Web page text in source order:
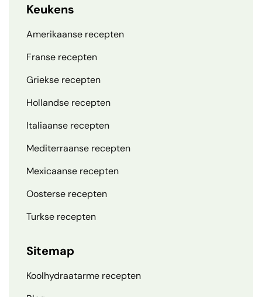
Keukens
Amerikaanse recepten
Franse recepten
Griekse recepten
Hollandse recepten
Italiaanse recepten
Mediterraanse recepten
Mexicaanse recepten
Oosterse recepten
Turkse recepten
Sitemap
Koolhydraatarme recepten